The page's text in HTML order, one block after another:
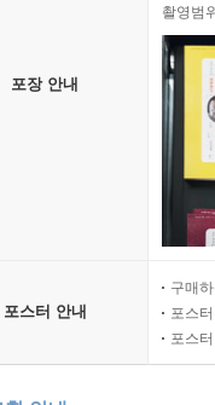
포장 안내
촬영범
포스터 안내
구매
포스
포스